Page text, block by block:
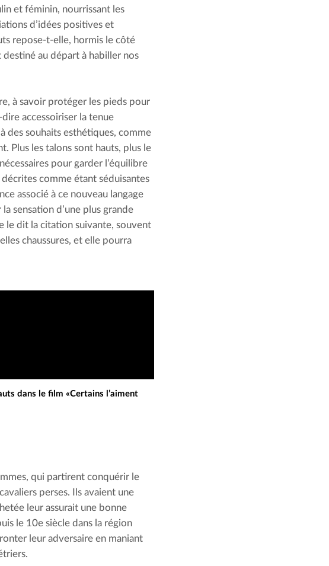
et féminin, nourrissant les
d’idées positives et
repose-t-elle, hormis le côté
au départ à habiller nos
à savoir protéger les pieds pour
accessoiriser la tenue
des souhaits esthétiques, comme
Plus les talons sont hauts, plus le
pour garder l’équilibre
comme étant séduisantes
associé à ce nouveau langage
sensation d’une plus grande
le dit la citation suivante, souvent
chaussures, et elle pourra
dans le film «Certains l’aiment
qui partirent conquérir le
perses. Ils avaient une
leur assurait une bonne
le 10e siècle dans la région
leur adversaire en maniant